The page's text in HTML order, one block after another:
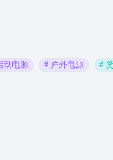
动电源 # 户外电源 #